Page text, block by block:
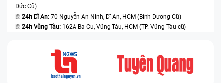
Đức Cũ)
24h Dĩ An: 70 Nguyễn An Ninh, Dĩ An, HCM (Bình Dương Cũ)
24h Vũng Tàu: 162A Ba Cu, Vũng Tàu, HCM (TP. Vũng Tàu cũ)